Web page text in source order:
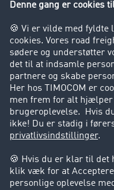
Kunder hverver kunder
Success Stories
Support
Support
Juridiske forhold
Kolofon